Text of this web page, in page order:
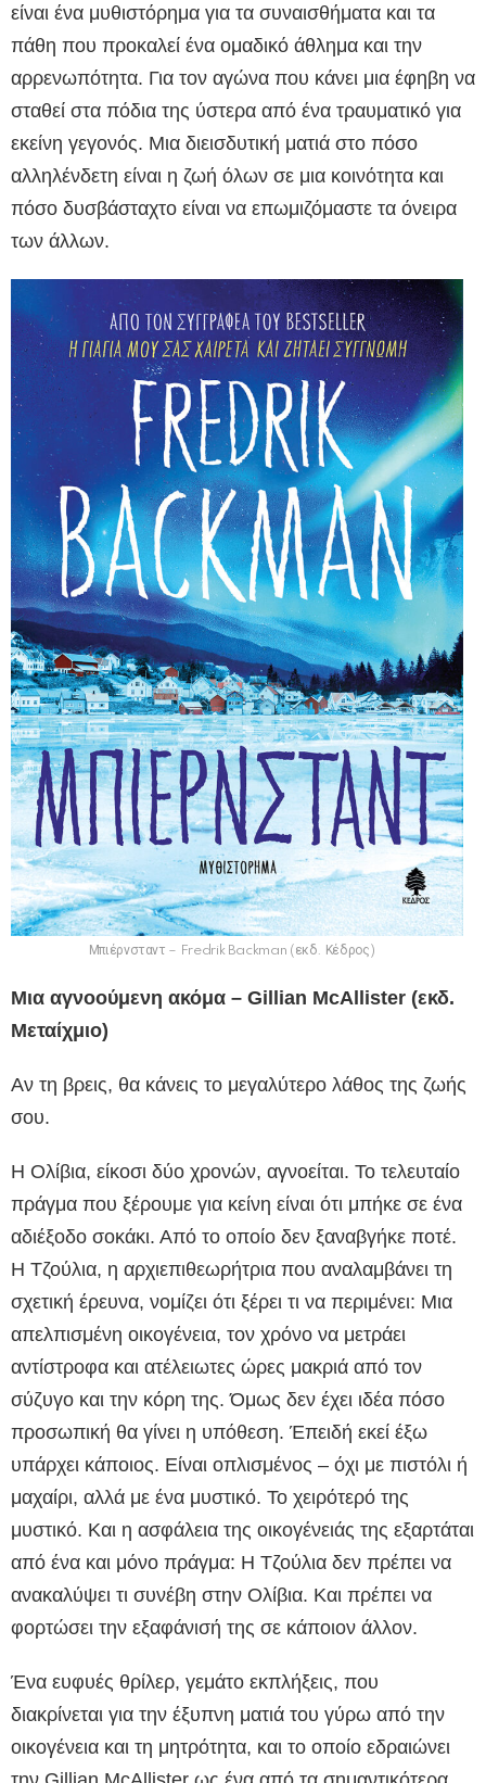
είναι ένα μυθιστόρημα για τα συναισθήματα και τα
πάθη που προκαλεί ένα ομαδικό άθλημα και την
αρρενωπότητα. Για τον αγώνα που κάνει μια έφηβη να
σταθεί στα πόδια της ύστερα από ένα τραυματικό για
εκείνη γεγονός. Μια διεισδυτική ματιά στο πόσο
αλληλένδετη είναι η ζωή όλων σε μια κοινότητα και
πόσο δυσβάσταχτο είναι να επωμιζόμαστε τα όνειρα
των άλλων.
Μπιέρνσταντ – Fredrik Backman (εκδ. Κέδρος)
Μια αγνοούμενη ακόμα – Gillian McAllister (εκδ.
Μεταίχμιο)
Αν τη βρεις, θα κάνεις το μεγαλύτερο λάθος της ζωής
σου.
Η Ολίβια, είκοσι δύο χρονών, αγνοείται. Το τελευταίο
πράγμα που ξέρουμε για κείνη είναι ότι μπήκε σε ένα
αδιέξοδο σοκάκι. Από το οποίο δεν ξαναβγήκε ποτέ.
Η Τζούλια, η αρχιεπιθεωρήτρια που αναλαμβάνει τη
σχετική έρευνα, νομίζει ότι ξέρει τι να περιμένει: Μια
απελπισμένη οικογένεια, τον χρόνο να μετράει
αντίστροφα και ατέλειωτες ώρες μακριά από τον
σύζυγο και την κόρη της. Όμως δεν έχει ιδέα πόσο
προσωπική θα γίνει η υπόθεση. Έπειδή εκεί έξω
υπάρχει κάποιος. Είναι οπλισμένος – όχι με πιστόλι ή
μαχαίρι, αλλά με ένα μυστικό. Το χειρότερό της
μυστικό. Και η ασφάλεια της οικογένειάς της εξαρτάται
από ένα και μόνο πράγμα: Η Τζούλια δεν πρέπει να
ανακαλύψει τι συνέβη στην Ολίβια. Και πρέπει να
φορτώσει την εξαφάνισή της σε κάποιον άλλον.
Ένα ευφυές θρίλερ, γεμάτο εκπλήξεις, που
διακρίνεται για την έξυπνη ματιά του γύρω από την
οικογένεια και τη μητρότητα, και το οποίο εδραιώνει